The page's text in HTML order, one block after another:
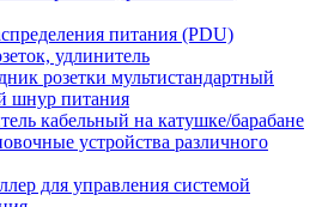
питания (PDU)
удлинитель
розетки мультистандартный
шнур питания
кабельный на катушке/барабане
устройства различного
для управления системой